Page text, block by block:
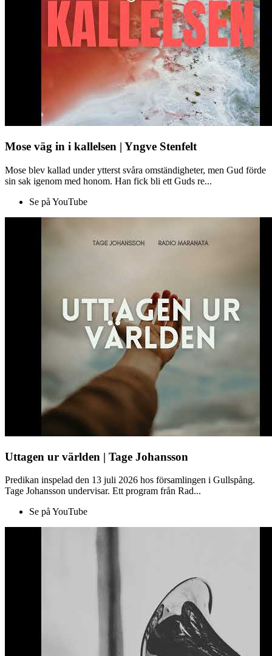
Mose väg in i kallelsen | Yngve Stenfelt
Mose blev kallad under ytterst svåra omständigheter, men Gud förde
sin sak igenom med honom. Han fick bli ett Guds re...
Se på YouTube
Uttagen ur världen | Tage Johansson
Predikan inspelad den 13 juli 2026 hos församlingen i Gullspång.
Tage Johansson undervisar. Ett program från Rad...
Se på YouTube